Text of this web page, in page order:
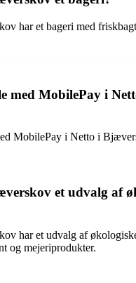
har et bageri med
med MobilePay i
MobilePay i Netto i
et udvalg af
har et udvalg af
og mejeriprodukter.